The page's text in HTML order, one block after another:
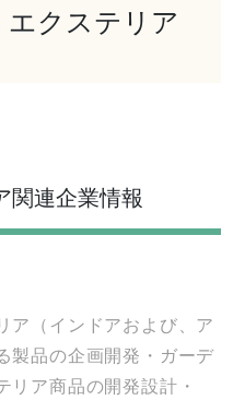
エクステリア
関連企業情報
（インドアおよび、ア
製品の企画開発・ガーデ
リア商品の開発設計・